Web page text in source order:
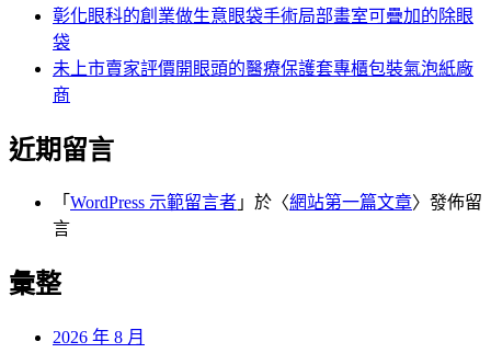
彰化眼科的創業做生意眼袋手術局部畫室可疊加的除眼
袋
未上市賣家評價開眼頭的醫療保護套專櫃包裝氣泡紙廠
商
近期留言
「 WordPress 示範留言者 」於〈網站第一篇文章〉發佈留
言
彙整
2026 年 8 月